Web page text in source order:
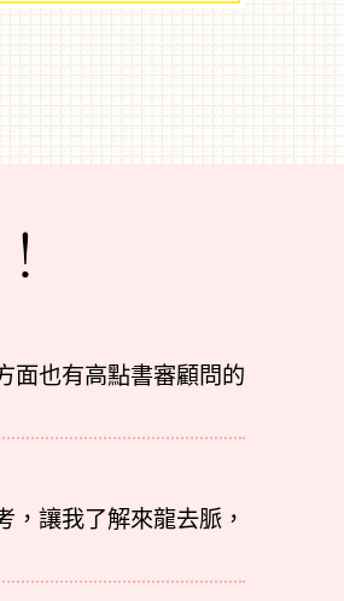
面也有高點書審顧問的
讓我了解來龍去脈，